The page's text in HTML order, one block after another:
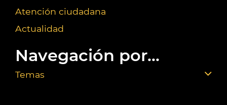
Atención ciudadana
Actualidad
Navegación por...
Temas